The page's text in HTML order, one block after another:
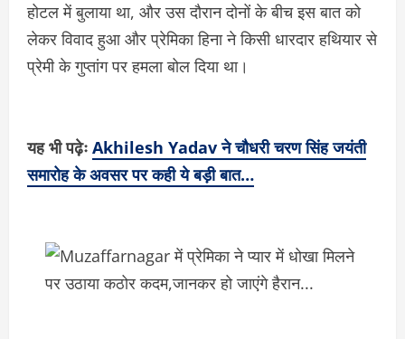
होटल में बुलाया था, और उस दौरान दोनों के बीच इस बात को
लेकर विवाद हुआ और प्रेमिका हिना ने किसी धारदार हथियार से
प्रेमी के गुप्तांग पर हमला बोल दिया था।
यह भी पढ़ेः Akhilesh Yadav ने चौधरी चरण सिंह जयंती
समारोह के अवसर पर कही ये बड़ी बात…